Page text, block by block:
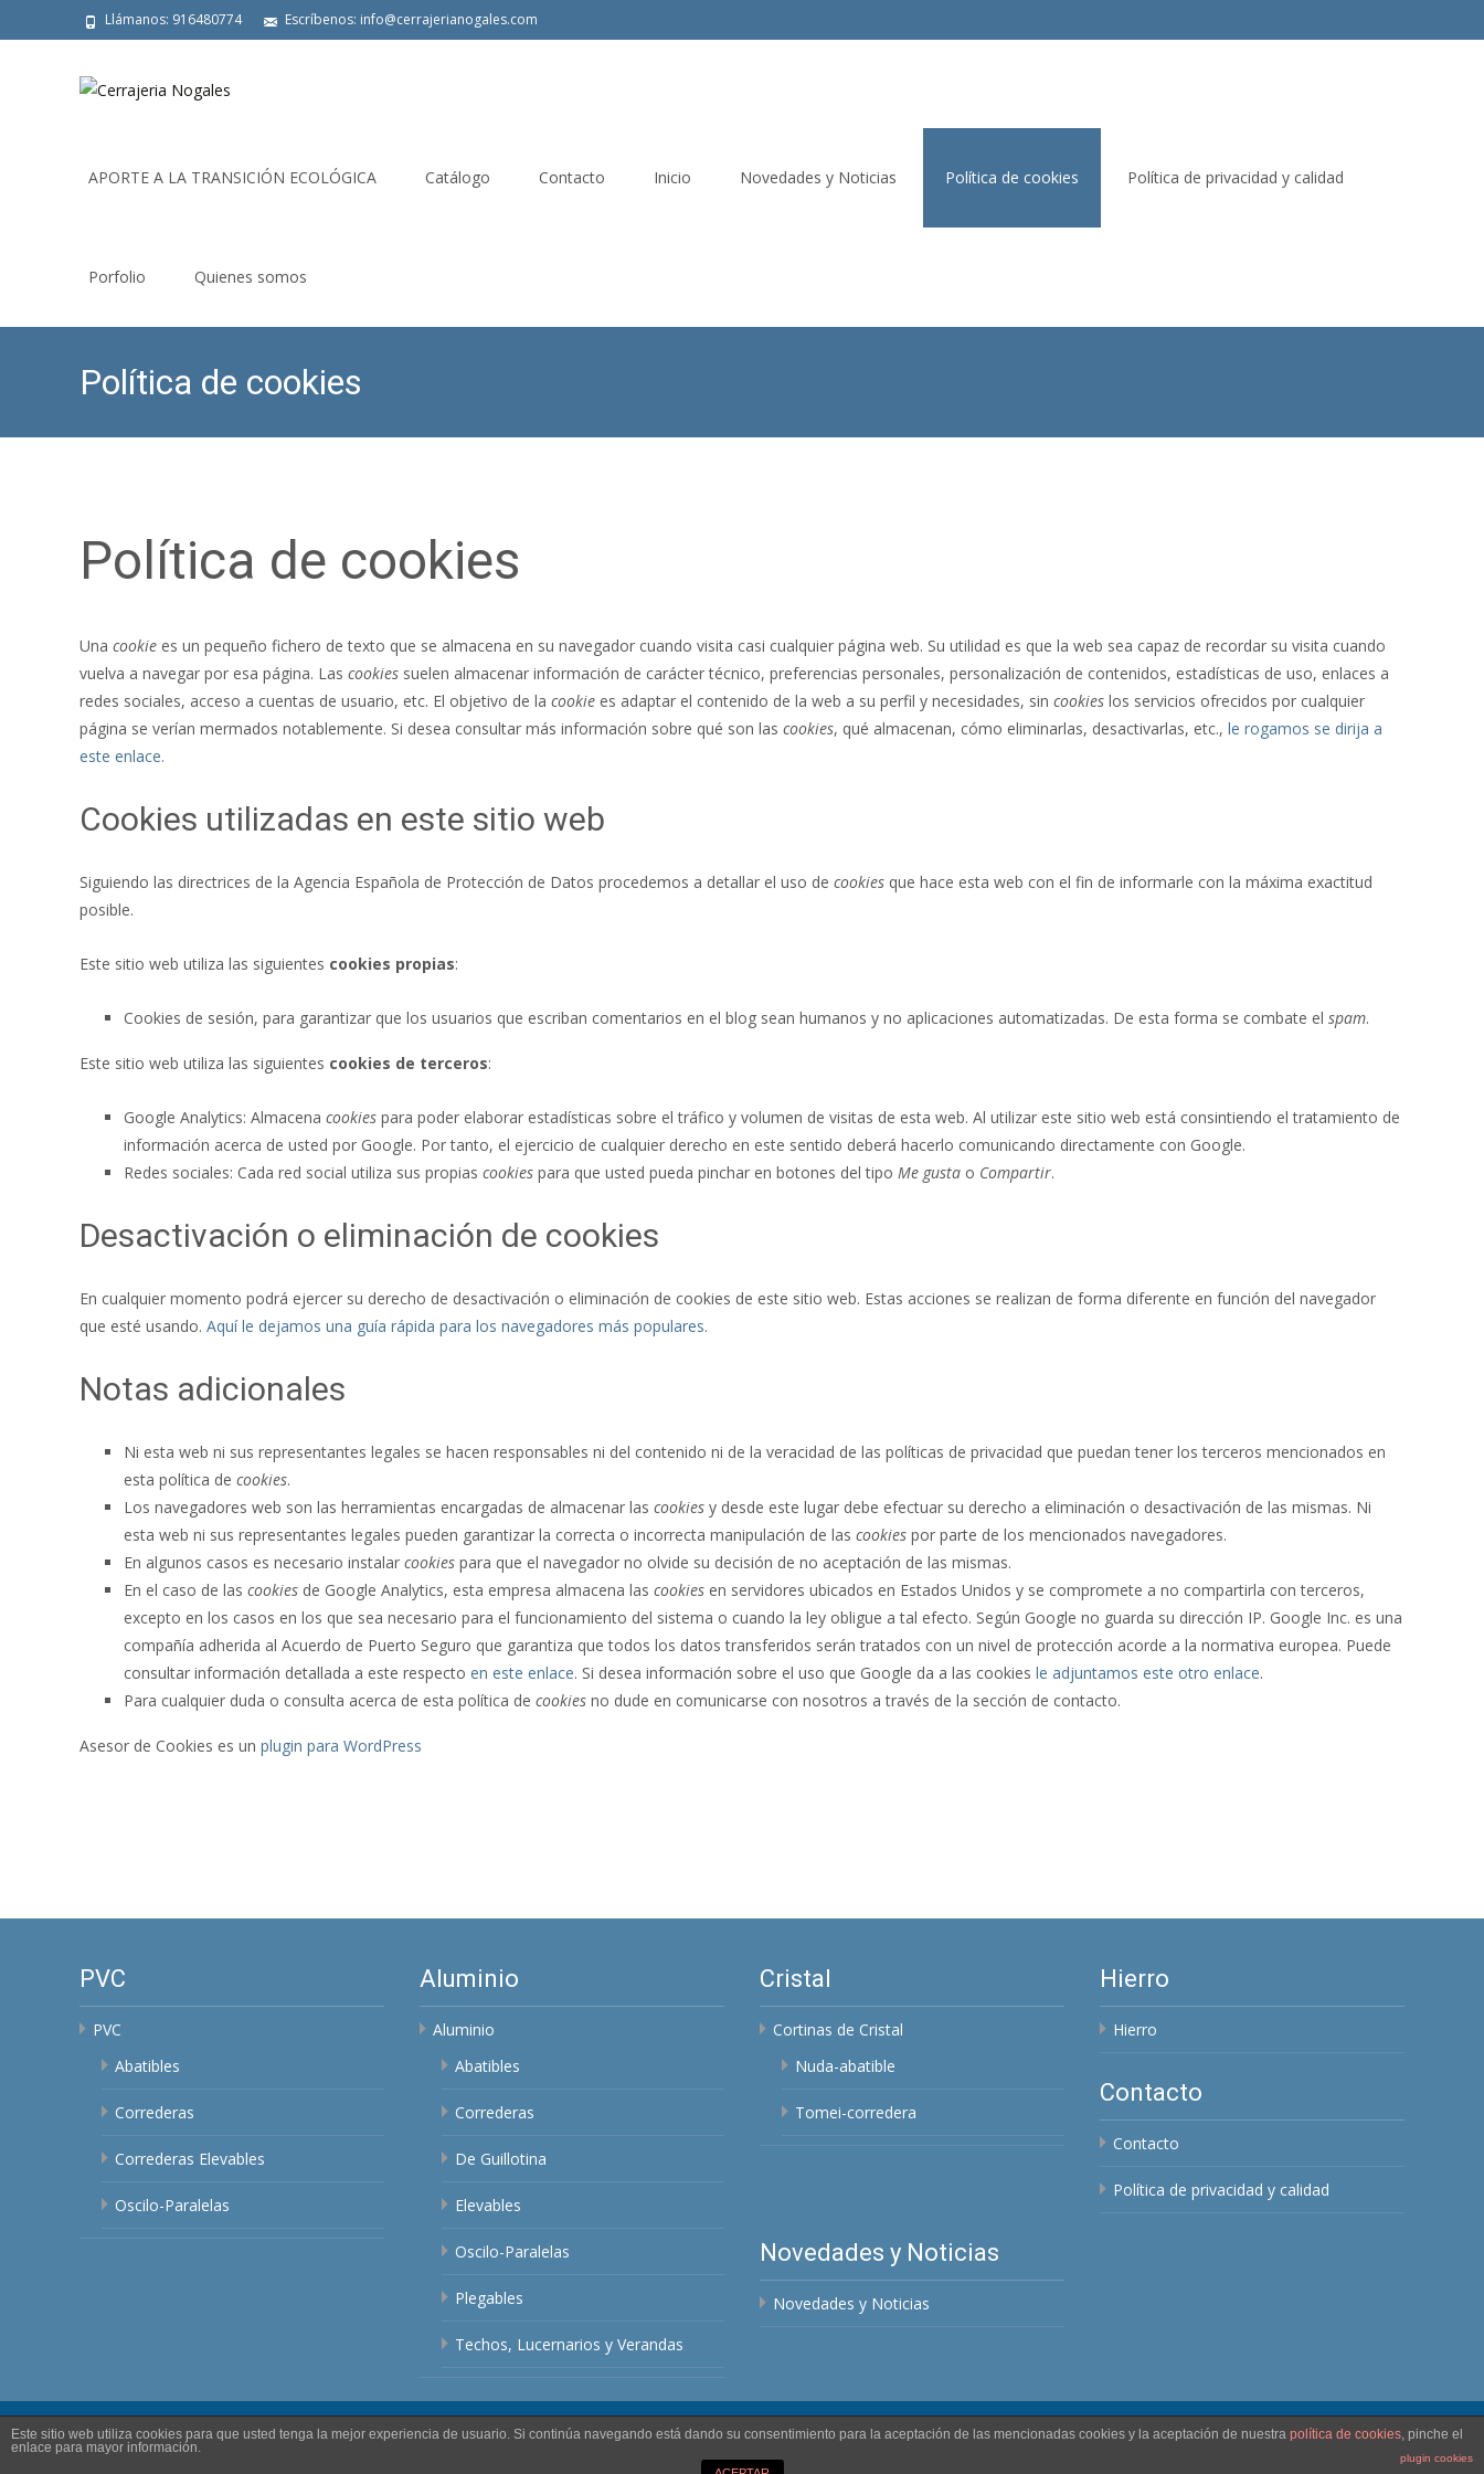
Llámanos: 916480774 Escríbenos: info@cerrajerianogales.com
APORTE A LA TRANSICIÓN ECOLÓGICA Catálogo Contacto Inicio Novedades y Noticias Política de cookies Política de privacidad y calidad
Porfolio Quienes somos
Política de cookies
Política de cookies
Una cookie es un pequeño fichero de texto que se almacena en su navegador cuando visita casi cualquier página web. Su utilidad es que la web sea capaz de recordar su visita cuando
vuelva a navegar por esa página. Las cookies suelen almacenar información de carácter técnico, preferencias personales, personalización de contenidos, estadísticas de uso, enlaces a
redes sociales, acceso a cuentas de usuario, etc. El objetivo de la cookie es adaptar el contenido de la web a su perfil y necesidades, sin cookies los servicios ofrecidos por cualquier
página se verían mermados notablemente. Si desea consultar más información sobre qué son las cookies, qué almacenan, cómo eliminarlas, desactivarlas, etc., le rogamos se dirija a
este enlace.
Cookies utilizadas en este sitio web
Siguiendo las directrices de la Agencia Española de Protección de Datos procedemos a detallar el uso de cookies que hace esta web con el fin de informarle con la máxima exactitud
posible.
Este sitio web utiliza las siguientes cookies propias:
Cookies de sesión, para garantizar que los usuarios que escriban comentarios en el blog sean humanos y no aplicaciones automatizadas. De esta forma se combate el spam.
Este sitio web utiliza las siguientes cookies de terceros:
Google Analytics: Almacena cookies para poder elaborar estadísticas sobre el tráfico y volumen de visitas de esta web. Al utilizar este sitio web está consintiendo el tratamiento de
información acerca de usted por Google. Por tanto, el ejercicio de cualquier derecho en este sentido deberá hacerlo comunicando directamente con Google.
Redes sociales: Cada red social utiliza sus propias cookies para que usted pueda pinchar en botones del tipo Me gusta o Compartir.
Desactivación o eliminación de cookies
En cualquier momento podrá ejercer su derecho de desactivación o eliminación de cookies de este sitio web. Estas acciones se realizan de forma diferente en función del navegador
que esté usando. Aquí le dejamos una guía rápida para los navegadores más populares.
Notas adicionales
Ni esta web ni sus representantes legales se hacen responsables ni del contenido ni de la veracidad de las políticas de privacidad que puedan tener los terceros mencionados en
esta política de cookies.
Los navegadores web son las herramientas encargadas de almacenar las cookies y desde este lugar debe efectuar su derecho a eliminación o desactivación de las mismas. Ni
esta web ni sus representantes legales pueden garantizar la correcta o incorrecta manipulación de las cookies por parte de los mencionados navegadores.
En algunos casos es necesario instalar cookies para que el navegador no olvide su decisión de no aceptación de las mismas.
En el caso de las cookies de Google Analytics, esta empresa almacena las cookies en servidores ubicados en Estados Unidos y se compromete a no compartirla con terceros,
excepto en los casos en los que sea necesario para el funcionamiento del sistema o cuando la ley obligue a tal efecto. Según Google no guarda su dirección IP. Google Inc. es una
compañía adherida al Acuerdo de Puerto Seguro que garantiza que todos los datos transferidos serán tratados con un nivel de protección acorde a la normativa europea. Puede
consultar información detallada a este respecto en este enlace. Si desea información sobre el uso que Google da a las cookies le adjuntamos este otro enlace.
Para cualquier duda o consulta acerca de esta política de cookies no dude en comunicarse con nosotros a través de la sección de contacto.
Asesor de Cookies es un plugin para WordPress
PVC
PVC
Abatibles
Correderas
Correderas Elevables
Oscilo-Paralelas
Aluminio
Aluminio
Abatibles
Correderas
De Guillotina
Elevables
Oscilo-Paralelas
Plegables
Techos, Lucernarios y Verandas
Cristal
Cortinas de Cristal
Nuda-abatible
Tomei-corredera
Hierro
Hierro
Contacto
Contacto
Política de privacidad y calidad
Novedades y Noticias
Novedades y Noticias
Copyright © Cerrajeria Nogales Funciona con M.A.H.R. Max-Nogales
Este sitio web utiliza cookies para que usted tenga la mejor experiencia de usuario. Si continúa navegando está dando su consentimiento para la aceptación de las mencionadas cookies y la aceptación de nuestra política de cookies, pinche el
enlace para mayor información.
plugin cookies